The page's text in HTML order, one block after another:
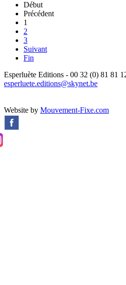
Début
Précédent
1
2
3
Suivant
Fin
Esperluète Editions - 00 32 (0) 81 81
esperluete.editions@skynet.be
Website by Mouvement-Fixe.com